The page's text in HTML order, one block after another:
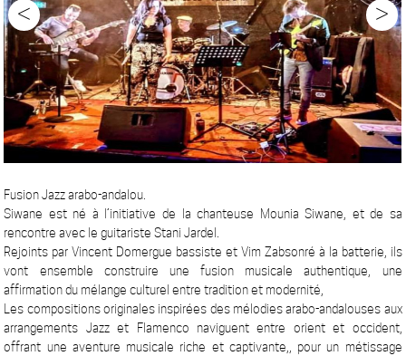
< >
Fusion Jazz arabo-andalou.
Siwane est né à l’initiative de la chanteuse Mounia Siwane, et de sa
rencontre avec le guitariste Stani Jardel.
Rejoints par Vincent Domergue bassiste et Vim Zabsonré à la batterie, ils
vont ensemble construire une fusion musicale authentique, une
affirmation du mélange culturel entre tradition et modernité,
Les compositions originales inspirées des mélodies arabo-andalouses aux
arrangements Jazz et Flamenco naviguent entre orient et occident,
offrant une aventure musicale riche et captivante,, pour un métissage